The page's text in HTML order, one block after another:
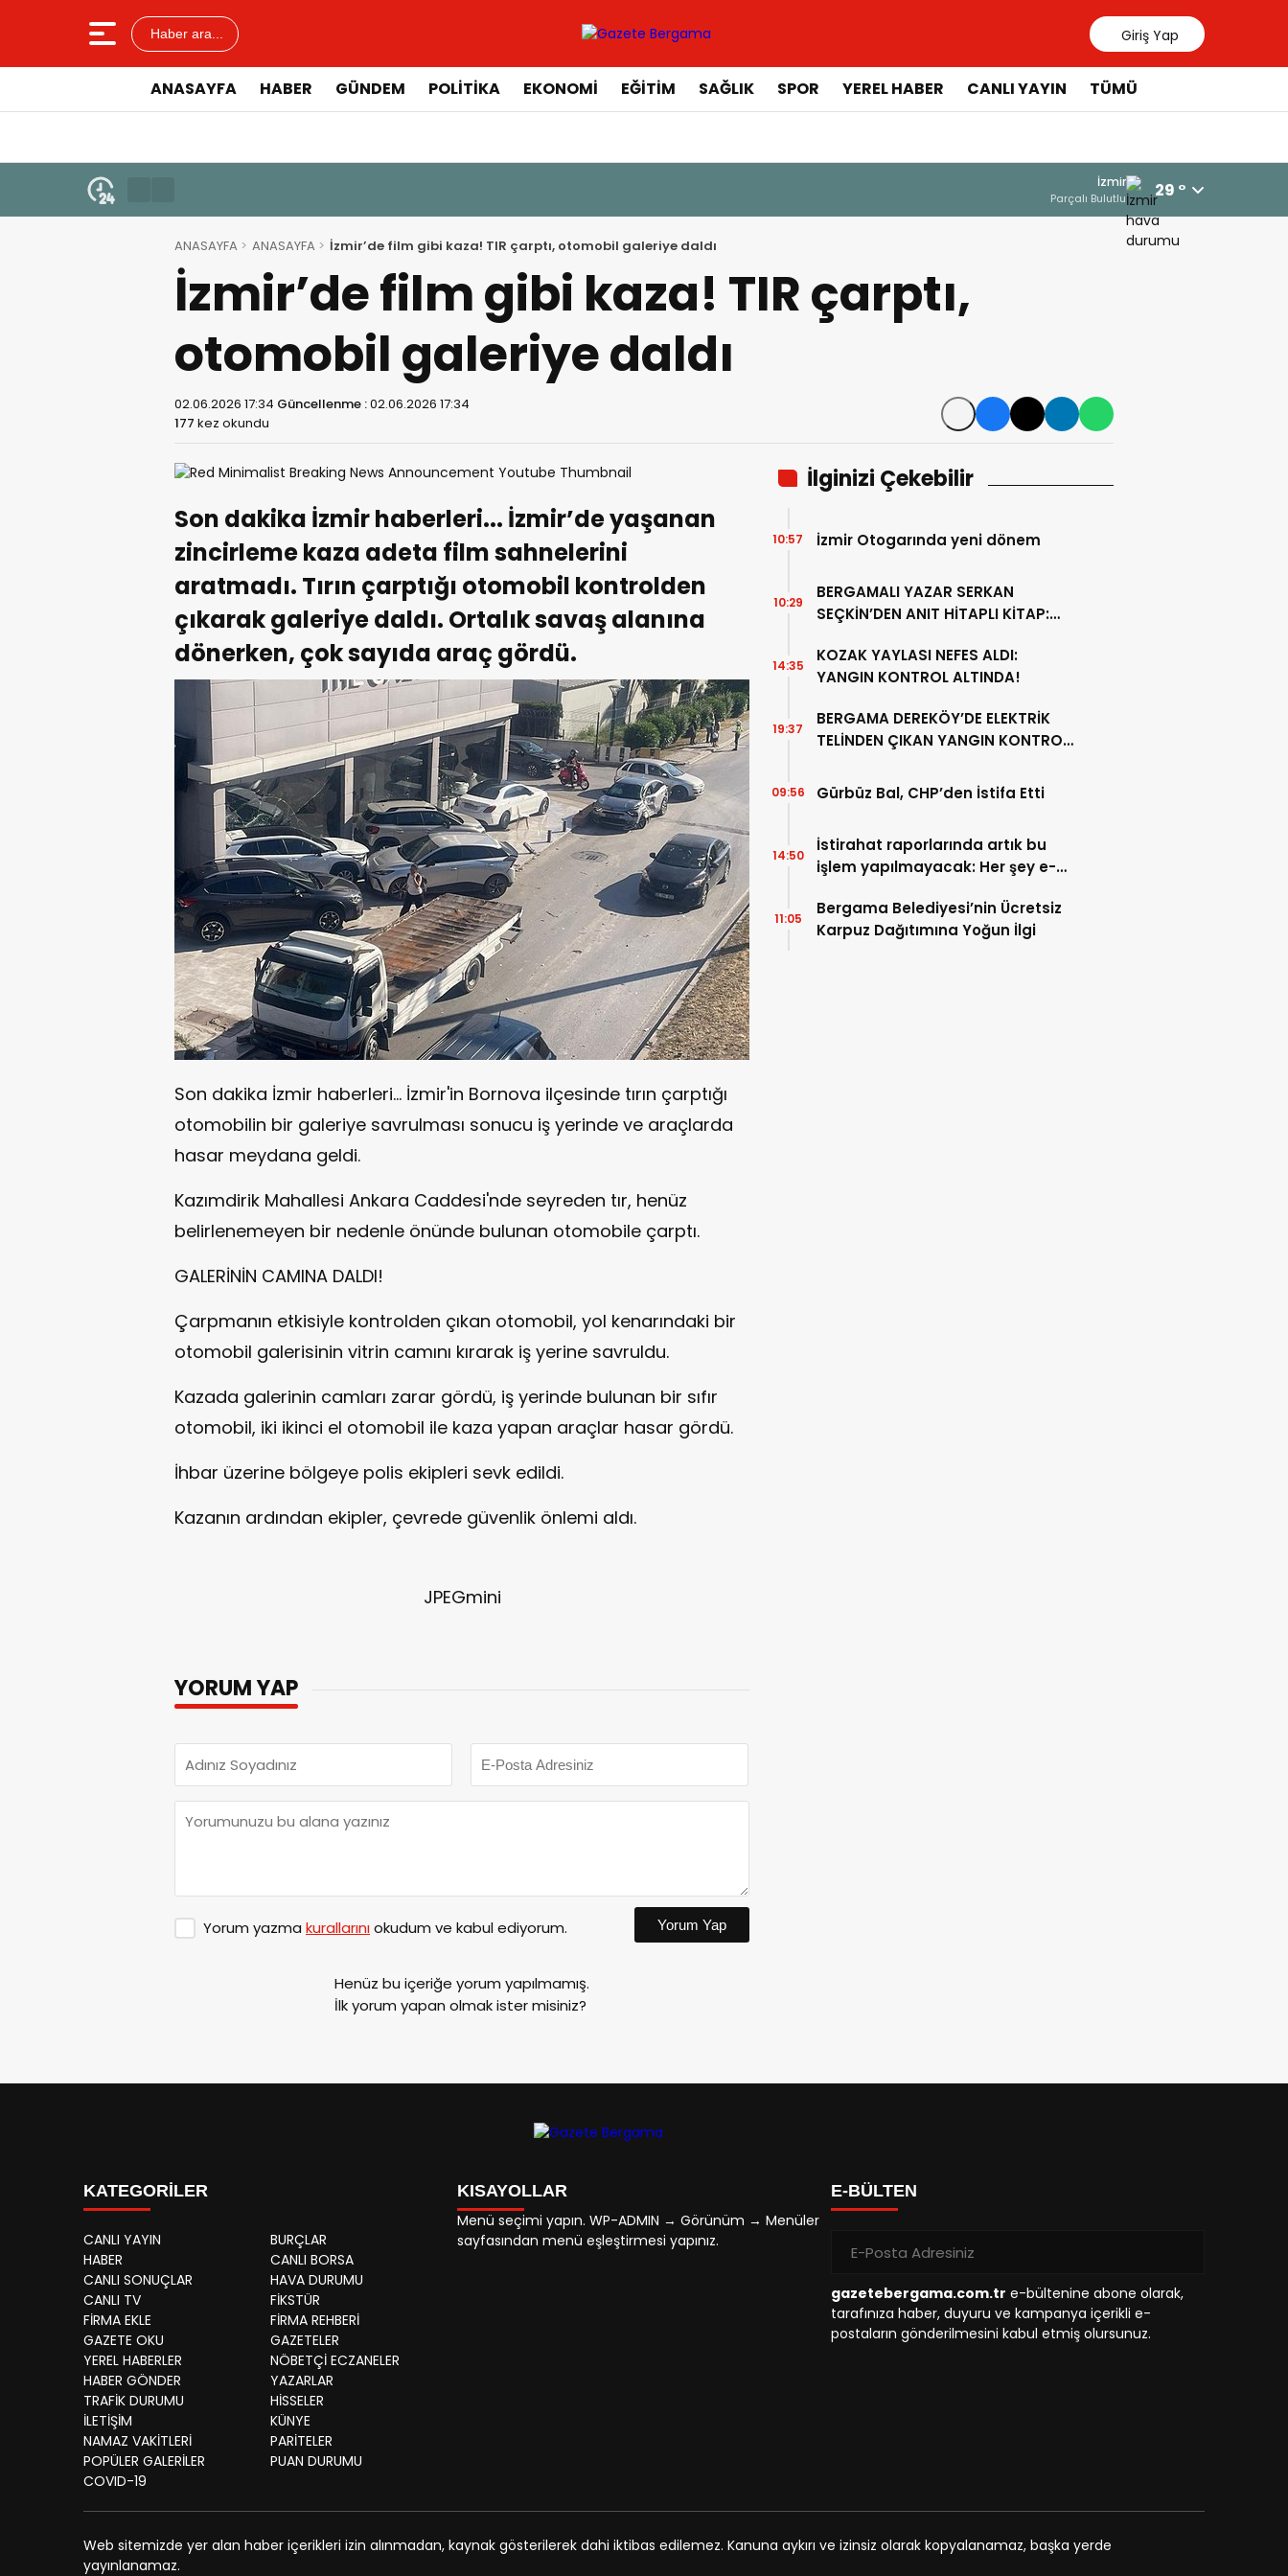
Haber ara... Giriş Yap
ANASAYFA HABER GÜNDEM POLİTİKA EKONOMİ EĞİTİM SAĞLIK SPOR YEREL HABER CANLI YAYIN TÜMÜ
İzmir
Parçalı Bulutlu 29 °
ANASAYFA ANASAYFA İzmir’de film gibi kaza! TIR çarptı, otomobil galeriye daldı
İzmir’de film gibi kaza! TIR çarptı,
otomobil galeriye daldı
02.06.2026 17:34 Güncellenme :02.06.2026 17:34
177 kez okundu
Son dakika İzmir haberleri... İzmir’de yaşanan
zincirleme kaza adeta film sahnelerini
aratmadı. Tırın çarptığı otomobil kontrolden
çıkarak galeriye daldı. Ortalık savaş alanına
dönerken, çok sayıda araç gördü.
Son dakika İzmir haberleri... İzmir'in Bornova ilçesinde tırın çarptığı
otomobilin bir galeriye savrulması sonucu iş yerinde ve araçlarda
hasar meydana geldi.
Kazımdirik Mahallesi Ankara Caddesi'nde seyreden tır, henüz
belirlenemeyen bir nedenle önünde bulunan otomobile çarptı.
GALERİNİN CAMINA DALDI!
Çarpmanın etkisiyle kontrolden çıkan otomobil, yol kenarındaki bir
otomobil galerisinin vitrin camını kırarak iş yerine savruldu.
Kazada galerinin camları zarar gördü, iş yerinde bulunan bir sıfır
otomobil, iki ikinci el otomobil ile kaza yapan araçlar hasar gördü.
İhbar üzerine bölgeye polis ekipleri sevk edildi.
Kazanın ardından ekipler, çevrede güvenlik önlemi aldı.
JPEGmini
YORUM YAP
Yorum yazma kurallarınıokudum ve kabul ediyorum. Yorum Yap
Henüz bu içeriğe yorum yapılmamış.
İlk yorum yapan olmak ister misiniz?
İlginizi Çekebilir
İzmir Otogarında yeni dönem
10:57
BERGAMALI YAZAR SERKAN
SEÇKİN’DEN ANIT HİTAPLI KİTAP:
10:29
KOZAK YAYLASI NEFES ALDI:
YANGIN KONTROL ALTINDA!
14:35
BERGAMA DEREKÖY’DE ELEKTRİK
TELİNDEN ÇIKAN YANGIN KONTROL
19:37
Gürbüz Bal, CHP’den İstifa Etti
09:56
İstirahat raporlarında artık bu
işlem yapılmayacak: Her şey e-
14:50
Bergama Belediyesi’nin Ücretsiz
Karpuz Dağıtımına Yoğun İlgi
11:05
KATEGORİLER
CANLI YAYIN
BURÇLAR
HABER
CANLI BORSA
CANLI SONUÇLAR
HAVA DURUMU
CANLI TV
FİKSTÜR
FİRMA EKLE
FİRMA REHBERİ
GAZETE OKU
GAZETELER
YEREL HABERLER
NÖBETÇİ ECZANELER
HABER GÖNDER
YAZARLAR
TRAFİK DURUMU
HİSSELER
İLETİŞİM
KÜNYE
NAMAZ VAKİTLERİ
PARİTELER
POPÜLER GALERİLER
PUAN DURUMU
COVID-19
KISAYOLLAR
Menü seçimi yapın. WP-ADMIN → Görünüm → Menüler
sayfasından menü eşleştirmesi yapınız.
E-BÜLTEN
gazetebergama.com.tr e-bültenine abone olarak,
tarafınıza haber, duyuru ve kampanya içerikli e-
postaların gönderilmesini kabul etmiş olursunuz.
Web sitemizde yer alan haber içerikleri izin alınmadan, kaynak gösterilerek dahi iktibas edilemez. Kanuna aykırı ve izinsiz olarak kopyalanamaz, başka yerde
yayınlanamaz.